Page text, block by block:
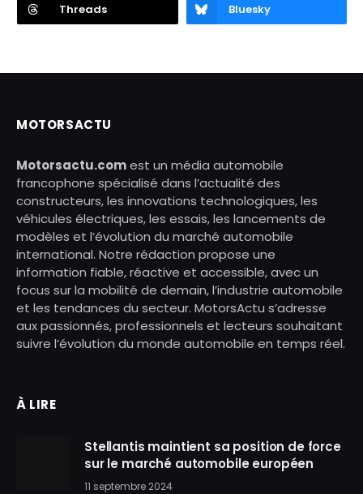
Threads Bluesky
MOTORSACTU
Motorsactu.comest un média automobile
francophone spécialisé dans l’actualité des
constructeurs, les innovations technologiques, les
véhicules électriques, les essais, les lancements de
modèles et l’évolution du marché automobile
international. Notre rédaction propose une
information fiable, réactive et accessible, avec un
focus sur la mobilité de demain, l’industrie automobile
et les tendances du secteur. MotorsActu s’adresse
aux passionnés, professionnels et lecteurs souhaitant
suivre l’évolution du monde automobile en temps réel.
À LIRE
Stellantis maintient sa position de force
sur le marché automobile européen
11 septembre 2024